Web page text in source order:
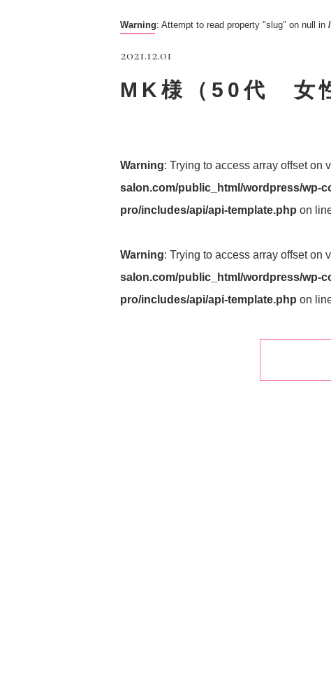
Warning: Attempt to read property "slug" on null in
2021.12.01
MK様（50代 女
Warning: Trying to access array offset on
salon.com/public_html/wordpress/wp-
pro/includes/api/api-template.php on
Warning: Trying to access array offset on
salon.com/public_html/wordpress/wp-
pro/includes/api/api-template.php on